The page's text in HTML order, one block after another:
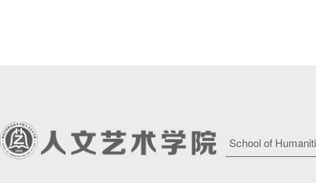
School of